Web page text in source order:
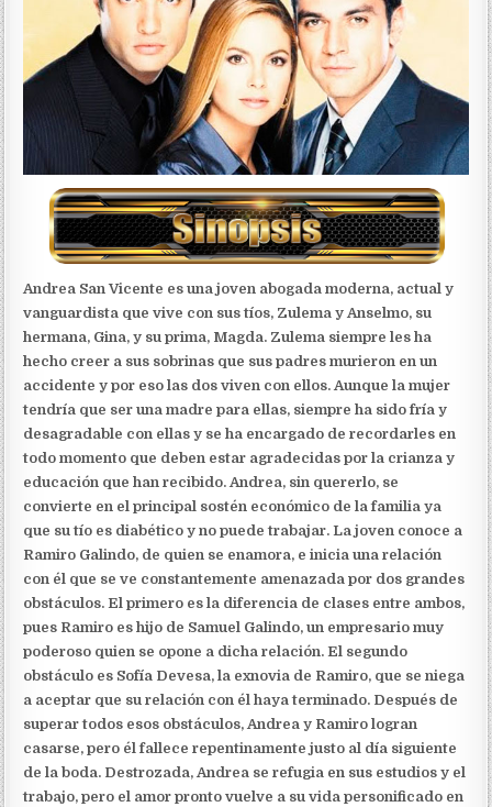
Andrea San Vicente es una joven abogada moderna, actual y
vanguardista que vive con sus tíos, Zulema y Anselmo, su
hermana, Gina, y su prima, Magda. Zulema siempre les ha
hecho creer a sus sobrinas que sus padres murieron en un
accidente y por eso las dos viven con ellos. Aunque la mujer
tendría que ser una madre para ellas, siempre ha sido fría y
desagradable con ellas y se ha encargado de recordarles en
todo momento que deben estar agradecidas por la crianza y
educación que han recibido. Andrea, sin quererlo, se
convierte en el principal sostén económico de la familia ya
que su tío es diabético y no puede trabajar. La joven conoce a
Ramiro Galindo, de quien se enamora, e inicia una relación
con él que se ve constantemente amenazada por dos grandes
obstáculos. El primero es la diferencia de clases entre ambos,
pues Ramiro es hijo de Samuel Galindo, un empresario muy
poderoso quien se opone a dicha relación. El segundo
obstáculo es Sofía Devesa, la exnovia de Ramiro, que se niega
a aceptar que su relación con él haya terminado. Después de
superar todos esos obstáculos, Andrea y Ramiro logran
casarse, pero él fallece repentinamente justo al día siguiente
de la boda. Destrozada, Andrea se refugia en sus estudios y el
trabajo, pero el amor pronto vuelve a su vida personificado en